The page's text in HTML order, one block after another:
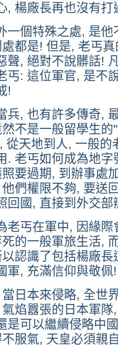
, 楊廠長再也沒有打
一個特殊之處, 是
都是! 但是, 老丐
聲, 絕對不說髒話!
丐: 這位軍官, 是不
!
兵, 也有許多傳奇,
不是一般留學生
從天地到人, 一般的
. 老丐如何成為地
照要過期, 到辦事處
他們權限不夠, 要送
回國, 直接到外交
老丐在軍中, 因緣
的一般軍旅生活,
認識了包括楊廠
軍, 充滿信仰與敬佩!
日本來侵略, 全世
焰囂張的日本軍
是可以繼續侵略中
服氣, 天皇必須親